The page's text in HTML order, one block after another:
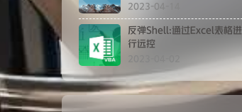
2023-04-14
反弹Shell:通过Excel表格进
行远控